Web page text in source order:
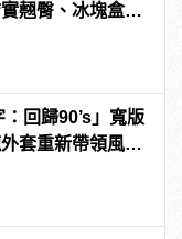
翹臀、冰塊盒腹
：回歸90’s」寬版
套重新帶領風